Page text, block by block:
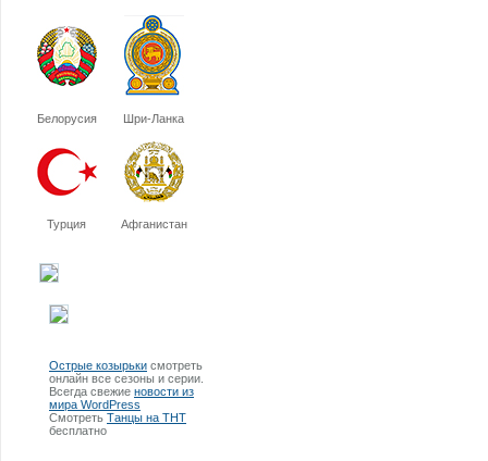
Белорусия Шри-Ланка
Турция Афганистан
Острые козырьки смотреть
онлайн все сезоны и серии.
Всегда свежие новости из
мира WordPress
Смотреть Танцы на ТНТ
бесплатно